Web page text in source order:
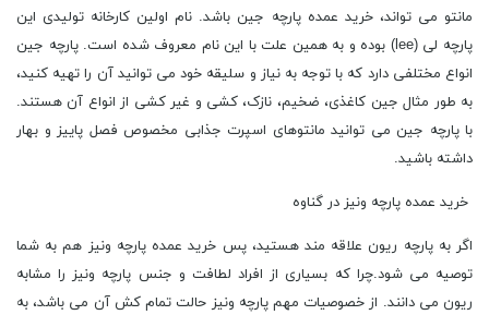
مانتو می تواند، خرید عمده پارچه جین باشد. نام اولین کارخانه تولیدی این
پارچه لی (lee) بوده و به همین علت با این نام معروف شده است. پارچه جین
انواع مختلفی دارد که با توجه به نیاز و سلیقه خود می توانید آن را تهیه کنید،
به طور مثال جین کاغذی، ضخیم، نازک، کشی و غیر کشی از انواع آن هستند.
با پارچه جین می توانید مانتوهای اسپرت جذابی مخصوص فصل پاییز و بهار
داشته باشید.
خرید عمده پارچه ونیز در گناوه
اگر به پارچه ریون علاقه مند هستید، پس خرید عمده پارچه ونیز هم به شما
توصیه می شود.چرا که بسیاری از افراد لطافت و جنس پارچه ونیز را مشابه
ریون می دانند. از خصوصیات مهم پارچه ونیز حالت تمام کش آن می باشد، به